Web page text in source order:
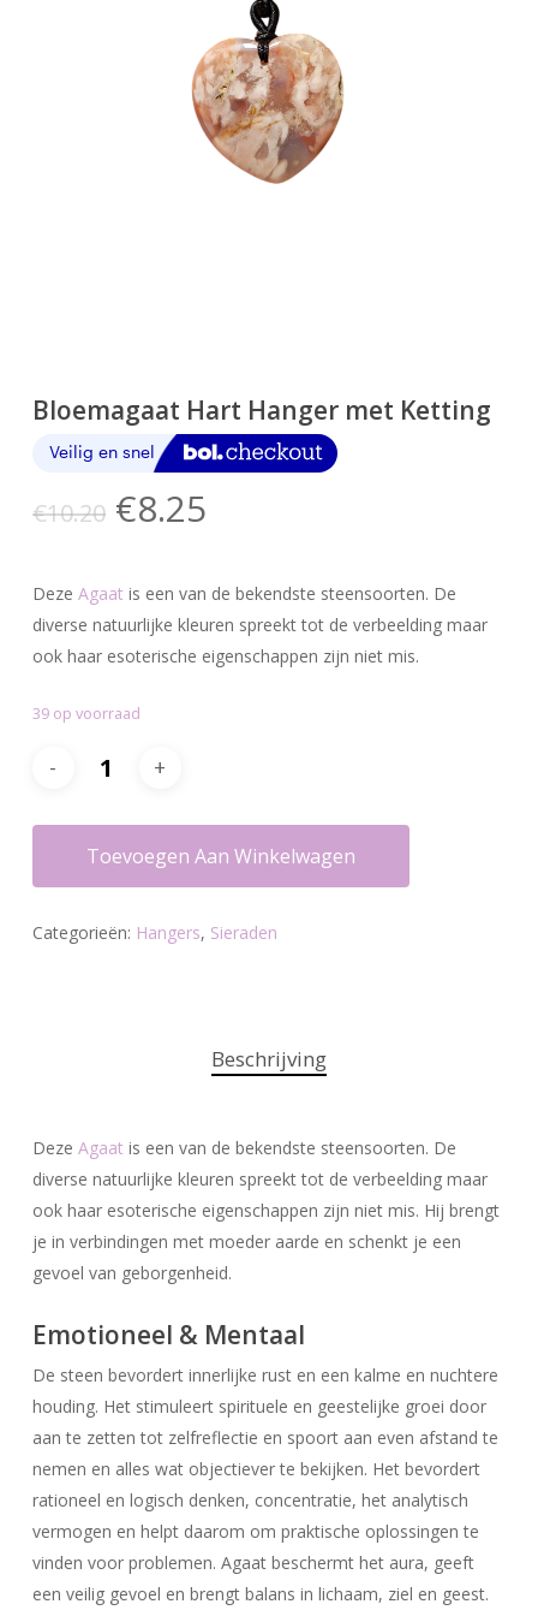
Bloemagaat Hart Hanger met Ketting
€10.20 Oorspronkelijke
was:
€10.20.
€8.25Huidige
is:
€8.25.
Deze Agaat is een van de bekendste steensoorten. De
diverse natuurlijke kleuren spreekt tot de verbeelding maar
ook haar esoterische eigenschappen zijn niet mis.
39 op voorraad
Toevoegen Aan Winkelwagen
Categorieën: Hangers, Sieraden
Beschrijving
Deze Agaat is een van de bekendste steensoorten. De
diverse natuurlijke kleuren spreekt tot de verbeelding maar
ook haar esoterische eigenschappen zijn niet mis. Hij brengt
je in verbindingen met moeder aarde en schenkt je een
gevoel van geborgenheid.
Emotioneel & Mentaal
De steen bevordert innerlijke rust en een kalme en nuchtere
houding. Het stimuleert spirituele en geestelijke groei door
aan te zetten tot zelfreflectie en spoort aan even afstand te
nemen en alles wat objectiever te bekijken. Het bevordert
rationeel en logisch denken, concentratie, het analytisch
vermogen en helpt daarom om praktische oplossingen te
vinden voor problemen. Agaat beschermt het aura, geeft
een veilig gevoel en brengt balans in lichaam, ziel en geest.